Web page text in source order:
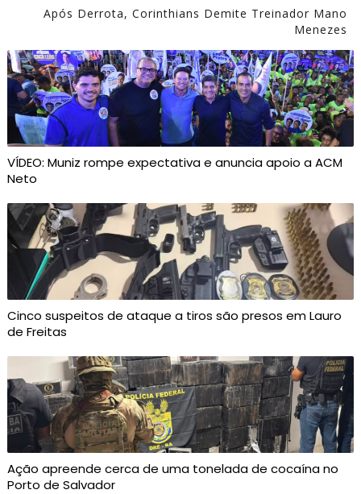
Após Derrota, Corinthians Demite Treinador Mano
Menezes
VÍDEO: Muniz rompe expectativa e anuncia apoio a ACM
Neto
Cinco suspeitos de ataque a tiros são presos em Lauro
de Freitas
Ação apreende cerca de uma tonelada de cocaína no
Porto de Salvador